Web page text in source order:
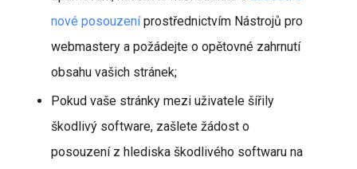
nové posouzeníprostřednictvím Nástrojů pro
webmastery a požádejte o opětovné zahrnutí
obsahu vašich stránek;
Pokud vaše stránky mezi uživatele šířily
škodlivý software, zašlete žádost o
posouzení z hlediska škodlivého softwaru na